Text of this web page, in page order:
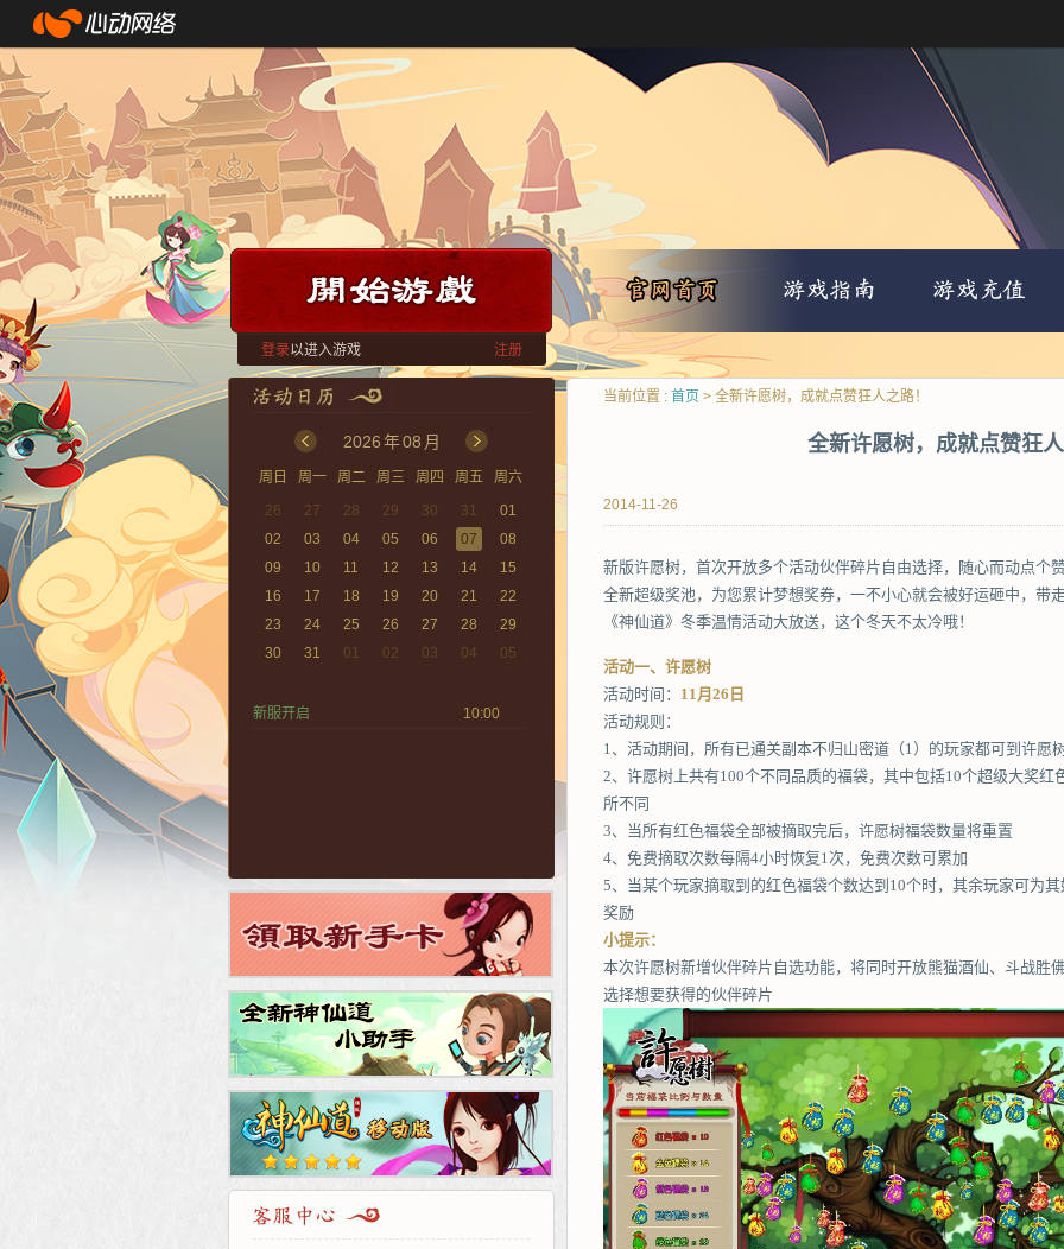
登录以进入游戏 注册
2026年08 月
周日 周一 周二 周三 周四 周五
周六
26
27 28 29 30 31
01
02
03 04 05 06 07
08
09
10 11 12 13 14
15
16
17 18 19 20 21
22
23
24 25 26 27 28
29
30
31 01 02 03 04 05
新服开启 10:00
当前位置 : 首页 > 全新许愿树，成就点赞狂人之路！
全新许愿树，成就点赞狂
2014-11-26
新版许愿树，首次开放多个活动伙伴碎片自由选择，随心而动点个
全新超级奖池，为您累计梦想奖券，一不小心就会被好运砸中，带
《神仙道》冬季温情活动大放送，这个冬天不太冷哦！
活动一、许愿树
活动时间： 11月26日
活动规则：
1、活动期间，所有已通关副本不归山密道（1）的玩家都可到许愿
2、许愿树上共有100个不同品质的福袋，其中包括10个超级大奖
所不同
3、当所有红色福袋全部被摘取完后，许愿树福袋数量将重置
4、免费摘取次数每隔4小时恢复1次，免费次数可累加
5、当某个玩家摘取到的红色福袋个数达到10个时，其余玩家可为
奖励
小提示：
本次许愿树新增伙伴碎片自选功能，将同时开放熊猫酒仙、斗战胜
选择想要获得的伙伴碎片